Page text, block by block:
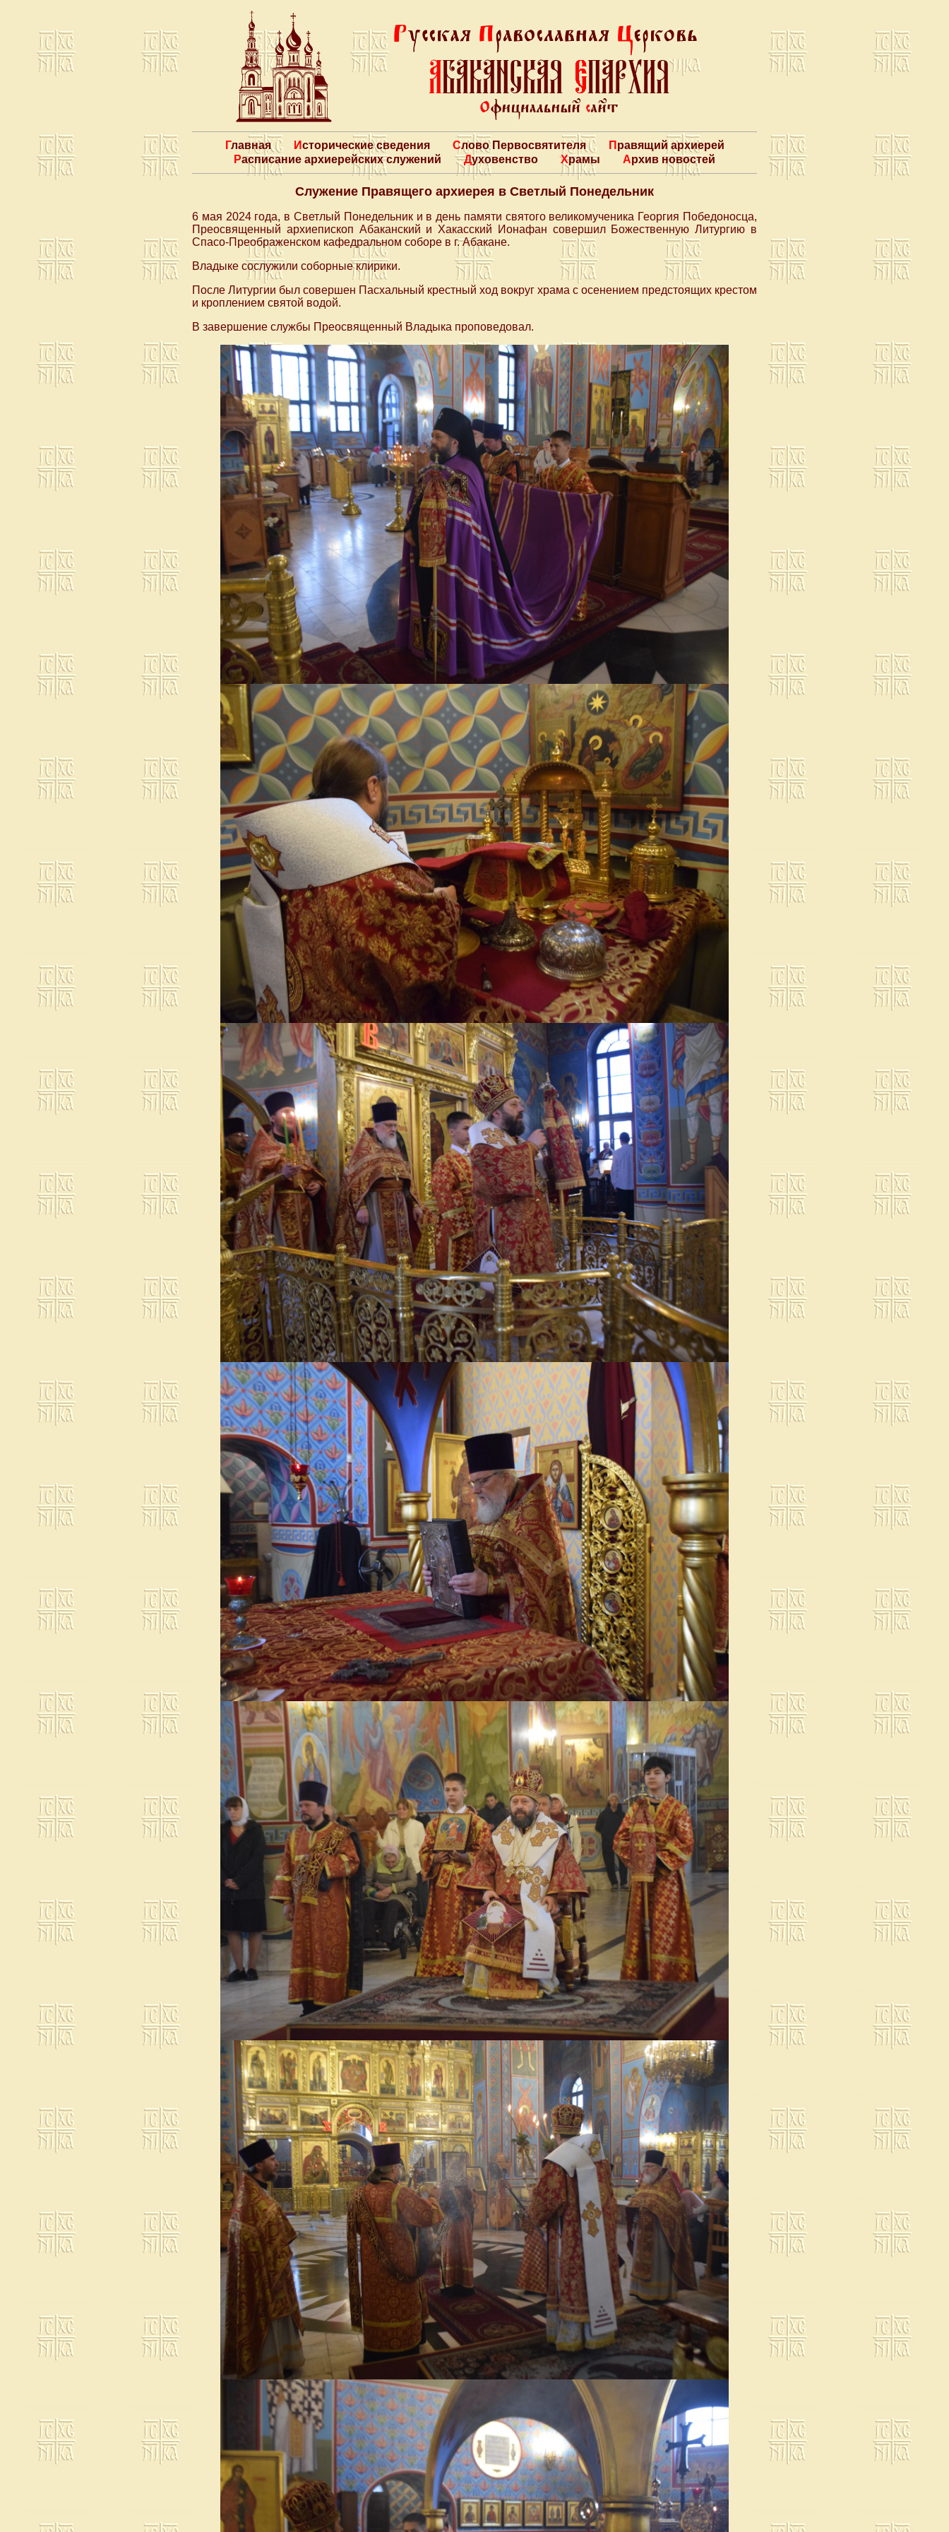
Главная Исторические сведения Слово Первосвятителя
Правящий архиерей
Расписание архиерейских служений
Духовенство Храмы Архив новостей
Cлужение Правящего архиерея в Светлый Понедельник
6 мая 2024 года, в Светлый Понедельник и в день памяти святого великомученика Георгия Победоносца,
Преосвященный архиепископ Абаканский и Хакасский Ионафан совершил Божественную Литургию в
Спасо-Преображенском кафедральном соборе в г. Абакане.
Владыке сослужили соборные клирики.
После Литургии был совершен Пасхальный крестный ход вокруг храма с осенением предстоящих крестом
и кроплением святой водой.
В завершение службы Преосвященный Владыка проповедовал.